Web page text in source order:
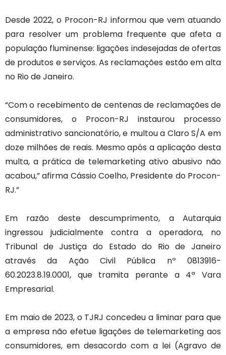
Desde 2022, o Procon-RJ informou que vem atuando
para resolver um problema frequente que afeta a
população fluminense: ligações indesejadas de ofertas
de produtos e serviços. As reclamações estão em alta
no Rio de Janeiro.
“Com o recebimento de centenas de reclamações de
consumidores, o Procon-RJ instaurou processo
administrativo sancionatório, e multou a Claro S/A em
doze milhões de reais. Mesmo após a aplicação desta
multa, a prática de telemarketing ativo abusivo não
acabou,” afirma Cássio Coelho, Presidente do Procon-
RJ.”
Em razão deste descumprimento, a Autarquia
ingressou judicialmente contra a operadora, no
Tribunal de Justiça do Estado do Rio de Janeiro
através da Ação Civil Pública nº 0813916-
60.2023.8.19.0001, que tramita perante a 4ª Vara
Empresarial.
Em maio de 2023, o TJRJ concedeu a liminar para que
a empresa não efetue ligações de telemarketing aos
consumidores, em desacordo com a lei (Agravo de